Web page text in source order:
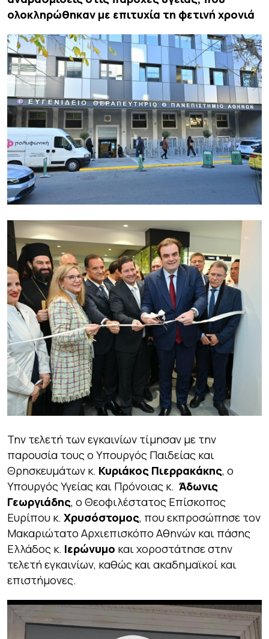
ολοκληρώθηκαν με επιτυχία τη φετινή χρονιά
Την τελετή των εγκαινίων τίμησαν με την
παρουσία τους ο Υπουργός Παιδείας και
Θρησκευμάτων κ. Κυριάκος Πιερρακάκης, ο
Υπουργός Υγείας και Πρόνοιας κ. Άδωνις
Γεωργιάδης, o Θεοφιλέστατος Επίσκοπος
Ευρίπου κ. Χρυσόστομος, που εκπροσώπησε τον
Μακαριώτατο Αρχιεπισκόπο Αθηνών και πάσης
Ελλάδος κ. Ιερώνυμο και χοροστάτησε στην
τελετή εγκαινίων, καθώς και ακαδημαϊκοί και
επιστήμονες.